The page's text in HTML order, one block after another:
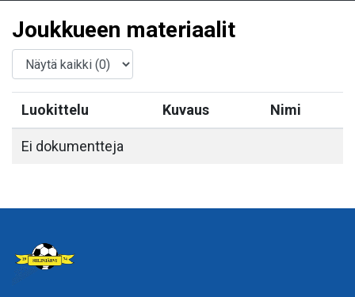
Joukkueen materiaalit
Luokittelu Kuvaus Nimi
Ei dokumentteja